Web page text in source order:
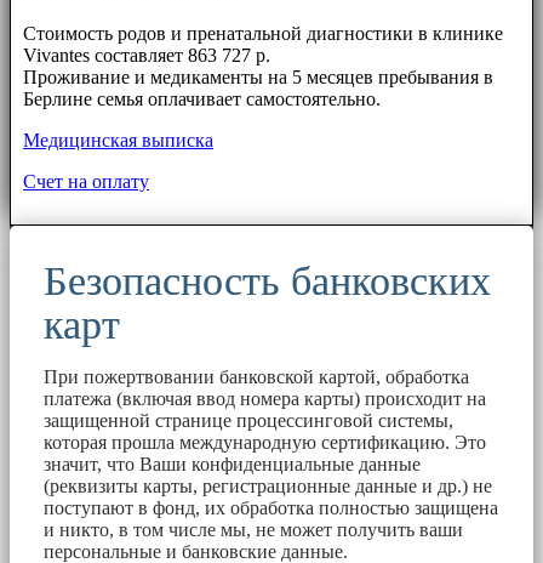
Стоимость родов и пренатальной диагностики в клинике
Vivantes составляет 863 727 р.
Проживание и медикаменты на 5 месяцев пребывания в
Берлине семья оплачивает самостоятельно.
Медицинская выписка
Счет на оплату
Безопасность банковских
карт
При пожертвовании банковской картой, обработка
платежа (включая ввод номера карты) происходит на
защищенной странице процессинговой системы,
которая прошла международную сертификацию. Это
значит, что Ваши конфиденциальные данные
(реквизиты карты, регистрационные данные и др.) не
поступают в фонд, их обработка полностью защищена
и никто, в том числе мы, не может получить ваши
персональные и банковские данные.